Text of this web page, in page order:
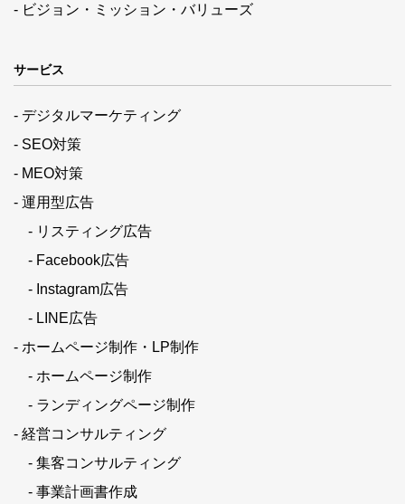
- ビジョン・ミッション・バリューズ
サービス
- デジタルマーケティング
- SEO対策
- MEO対策
- 運用型広告
- リスティング広告
- Facebook広告
- Instagram広告
- LINE広告
- ホームページ制作・LP制作
- ホームページ制作
- ランディングページ制作
- 経営コンサルティング
- 集客コンサルティング
- 事業計画書作成